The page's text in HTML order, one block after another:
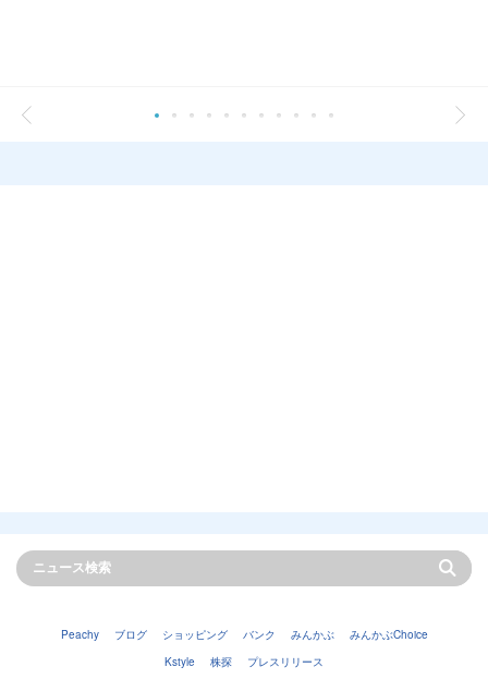
Peachy ブログ ショッピング バンク みんかぶ
みんかぶChoice
Kstyle
株探 プレスリリース